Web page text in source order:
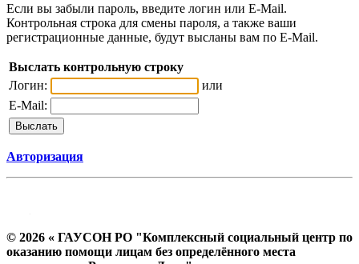
Если вы забыли пароль, введите логин или E-Mail.
Контрольная строка для смены пароля, а также ваши
регистрационные данные, будут высланы вам по E-Mail.
Выслать контрольную строку
Логин:
или
E-Mail:
Авторизация
© 2026 « ГАУСОН РО "Комплексный социальный центр по
оказанию помощи лицам без определённого места